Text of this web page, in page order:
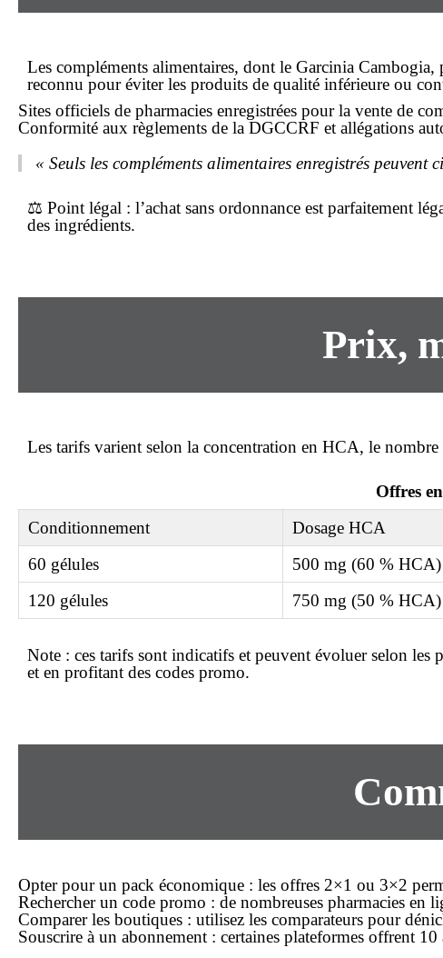
Les compléments alimentaires, dont le Garcinia Cambogia,
reconnu pour éviter les produits de qualité inférieure ou
Sites officiels de pharmacies enregistrées pour la vente de
Conformité aux règlements de la DGCCRF et allégations
« Seuls les compléments alimentaires enregistrés
⚖️ Point légal : l’achat sans ordonnance est parfaitement
des ingrédients.
Prix,
Les tarifs varient selon la concentration en HCA, le
Offres
Conditionnement
Dosage HCA
60 gélules
500 mg (60 % HCA)
120 gélules
750 mg (50 % HCA)
Note : ces tarifs sont indicatifs et peuvent évoluer selon
et en profitant des codes promo.
Opter pour un pack économique : les offres 2×1 ou 3×2
Rechercher un code promo : de nombreuses pharmacies en
Comparer les boutiques : utilisez les comparateurs pour
Souscrire à un abonnement : certaines plateformes offrent 10